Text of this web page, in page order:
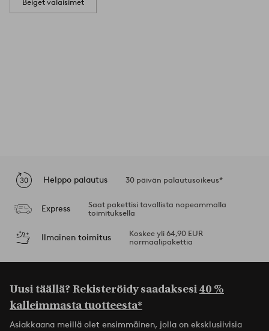
Beiget valaisimet
Helppo palautus 30 päivän palautusoikeus*
Express
Saat pakettisi tavallista nopeammalla
toimituksella
Ilmainen toimitus
Koskee yli 64,90 EUR
normaalipakettia
Uusi täällä? Rekisteröidy saadaksesi40 %
kalleimmasta tuotteesta*
Asiakkaana meillä olet ensimmäinen, jolla on eksklusiivisia